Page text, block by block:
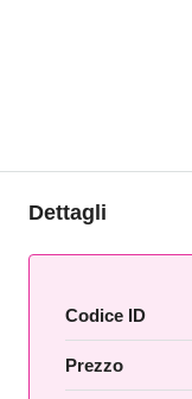
Dettagli
Codice ID
Prezzo